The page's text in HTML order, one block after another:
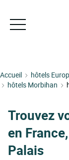
Accueil hôtels
hôtels Morbihan
Trouvez
en
Palais